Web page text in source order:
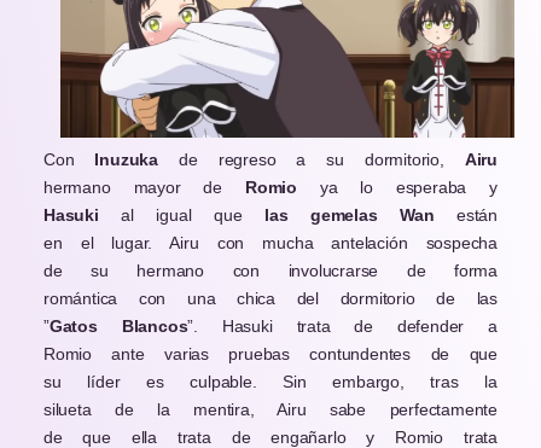
Con Inuzukade regreso a su dormitorio, Airu
hermano mayor de Romio ya lo esperaba y
Hasukial igual que las gemelas Wan están
en el lugar. Airu con mucha antelación sospecha
de su hermano con involucrarse de forma
romántica con una chica del dormitorio de las
”Gatos Blancos”. Hasuki trata de defender a
Romio ante varias pruebas contundentes de que
su líder es culpable. Sin embargo, tras la
silueta de la mentira, Airu sabe perfectamente
de que ella trata de engañarlo y Romio trata